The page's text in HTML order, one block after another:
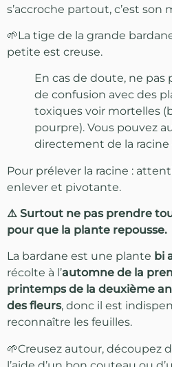
s’accroche partout, c’est
🌱La tige de la grande
petite est creuse.
En cas de doute, ne pas
de confusion avec des
toxiques voir mortelles
pourpre). Vous pouvez
directement de la racine
Pour prélever la racine :
enlever et pivotante.
⚠️ Surtout ne pas prendre
pour que la plante repousse.
La bardane est une plante bi
récolte à l’automne de la
printemps de la deuxième
des fleurs, donc il est
reconnaître les feuilles.
🌱Creusez autour, découpez